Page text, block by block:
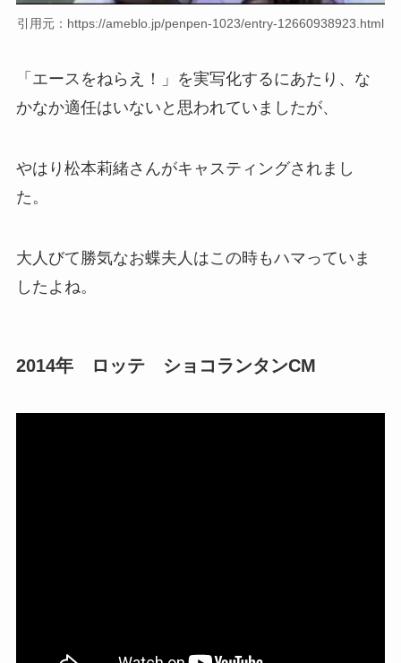
引用元：https://ameblo.jp/penpen-1023/entry-12660938923.html
「エースをねらえ！」を実写化するにあたり、な
かなか適任はいないと思われていましたが、
やはり松本莉緒さんがキャスティングされまし
た。
大人びて勝気なお蝶夫人はこの時もハマっていま
したよね。
2014年 ロッテ ショコランタンCM